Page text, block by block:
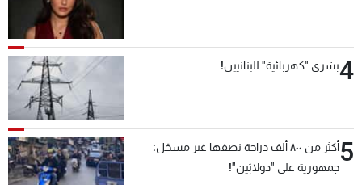
4بشرى "كهربائية" للبنانيين!
5
أكثر من ٨٠٠ ألف دراجة نصفها غير مسجّل:
جمهورية على "دولابَين"!